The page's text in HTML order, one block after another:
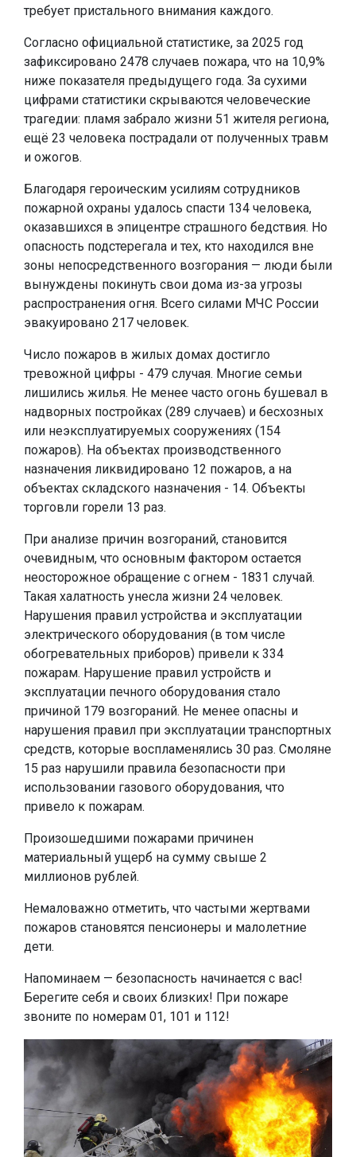
требует пристального внимания каждого.
Согласно официальной статистике, за 2025 год
зафиксировано 2478 случаев пожара, что на 10,9%
ниже показателя предыдущего года. За сухими
цифрами статистики скрываются человеческие
трагедии: пламя забрало жизни 51 жителя региона,
ещё 23 человека пострадали от полученных травм
и ожогов.
Благодаря героическим усилиям сотрудников
пожарной охраны удалось спасти 134 человека,
оказавшихся в эпицентре страшного бедствия. Но
опасность подстерегала и тех, кто находился вне
зоны непосредственного возгорания — люди были
вынуждены покинуть свои дома из-за угрозы
распространения огня. Всего силами МЧС России
эвакуировано 217 человек.
Число пожаров в жилых домах достигло
тревожной цифры - 479 случая. Многие семьи
лишились жилья. Не менее часто огонь бушевал в
надворных постройках (289 случаев) и бесхозных
или неэксплуатируемых сооружениях (154
пожаров). На объектах производственного
назначения ликвидировано 12 пожаров, а на
объектах складского назначения - 14. Объекты
торговли горели 13 раз.
При анализе причин возгораний, становится
очевидным, что основным фактором остается
неосторожное обращение с огнем - 1831 случай.
Такая халатность унесла жизни 24 человек.
Нарушения правил устройства и эксплуатации
электрического оборудования (в том числе
обогревательных приборов) привели к 334
пожарам. Нарушение правил устройств и
эксплуатации печного оборудования стало
причиной 179 возгораний. Не менее опасны и
нарушения правил при эксплуатации транспортных
средств, которые воспламенялись 30 раз. Смоляне
15 раз нарушили правила безопасности при
использовании газового оборудования, что
привело к пожарам.
Произошедшими пожарами причинен
материальный ущерб на сумму свыше 2
миллионов рублей.
Немаловажно отметить, что частыми жертвами
пожаров становятся пенсионеры и малолетние
дети.
Напоминаем — безопасность начинается с вас!
Берегите себя и своих близких! При пожаре
звоните по номерам 01, 101 и 112!